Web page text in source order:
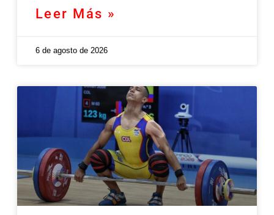
Leer Más »
6 de agosto de 2026